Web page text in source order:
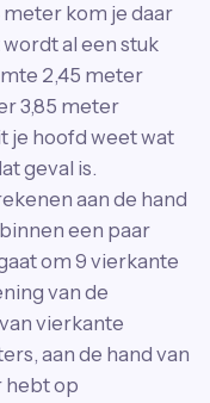
meter kom je daar
al een stuk
2,45 meter
3,85 meter
je hoofd weet wat
geval is.
aan de hand
een paar
om 9 vierkante
van de
vierkante
aan de hand van
hebt op